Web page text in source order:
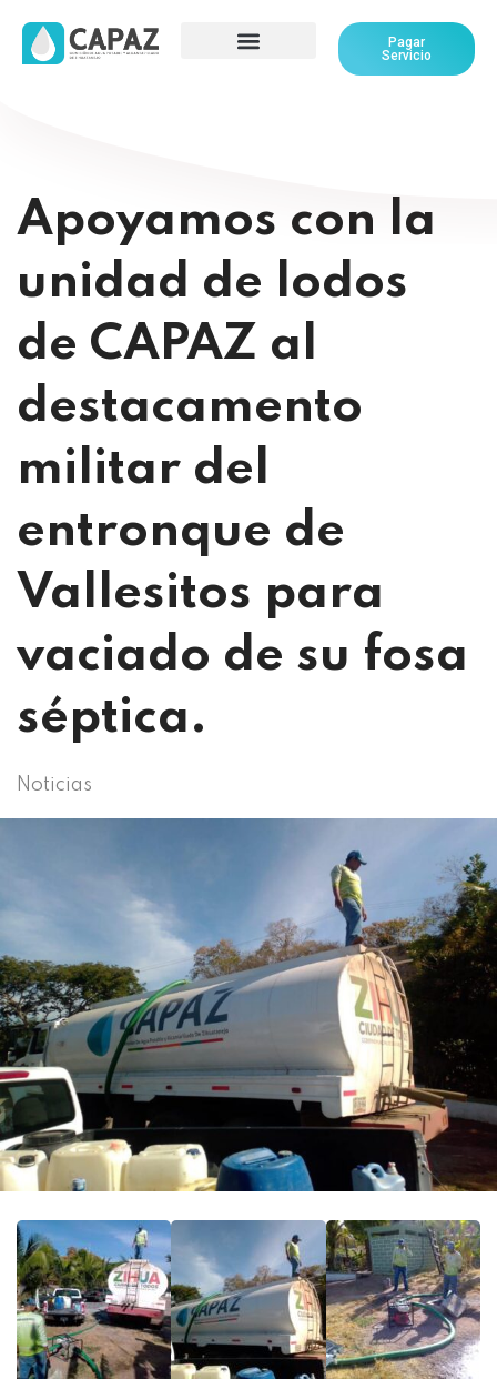
Pagar
Servicio
Apoyamos con la
unidad de lodos
de CAPAZ al
destacamento
militar del
entronque de
Vallesitos para
vaciado de su fosa
séptica.
Noticias